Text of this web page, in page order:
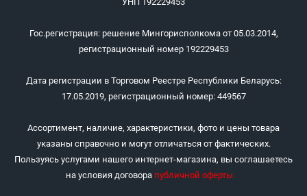
Гос.регистрация: решение Мингорисполкома от 05.03.2014,
регистрационный номер 192229453
Дата регистрации в Торговом Реестре Республики Беларусь:
17.05.2019, регистрационный номер: 449567
Ассортимент, наличие, характеристики, фото и цены товара
указаны справочно и могут отличаться от фактических.
Пользуясь услугами нашего интернет-магазина, вы соглашаетесь
на условия договора публичной оферты.